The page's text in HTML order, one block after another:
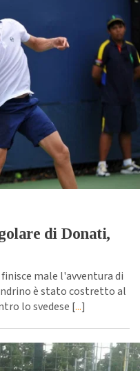
di Donati,
finisce male l'avventura di
è stato costretto al
lo svedese [...]